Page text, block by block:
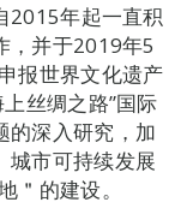
2015年起一直积
，并于2019年5
报世界文化遗产
丝绸之路”国际
的深入研究，加
城市可持续发展
＂的建设。